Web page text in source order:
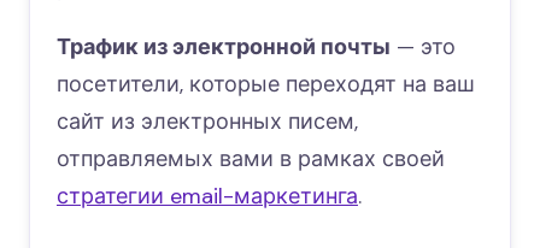
Трафик из электронной почты — это
посетители, которые переходят на ваш
сайт из электронных писем,
отправляемых вами в рамках своей
стратегии email-маркетинга.